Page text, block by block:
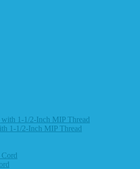
1-1/2-Inch MIP Thread